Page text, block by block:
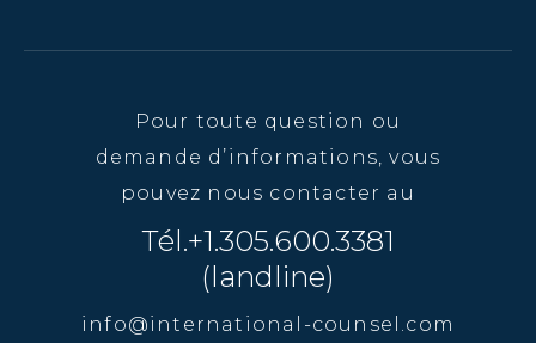
Pour toute question ou
demande d’informations, vous
pouvez nous contacter au
Tél.+1.305.600.3381
(landline)
info@international-counsel.com